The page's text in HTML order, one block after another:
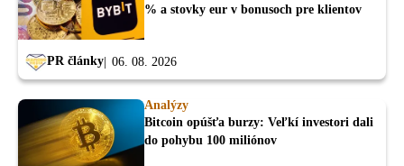
% a stovky eur v bonusoch pre klientov
PR články 06. 08. 2026
Analýzy
Bitcoin opúšťa burzy: Veľkí investori dali
do pohybu 100 miliónov